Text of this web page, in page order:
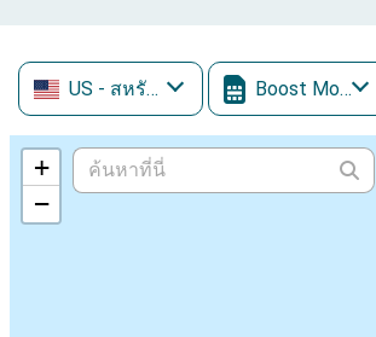
US - สหรัฐอเมริกา Boost Mobile
+
−